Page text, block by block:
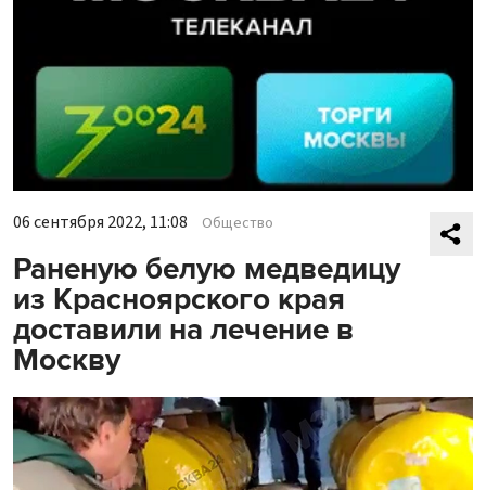
06 сентября 2022, 11:08 Общество
Раненую белую медведицу
из Красноярского края
доставили на лечение в
Москву